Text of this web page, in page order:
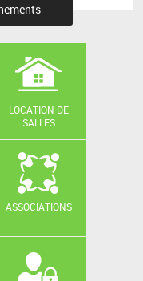
LOCATION DE
SALLES
ASSOCIATIONS